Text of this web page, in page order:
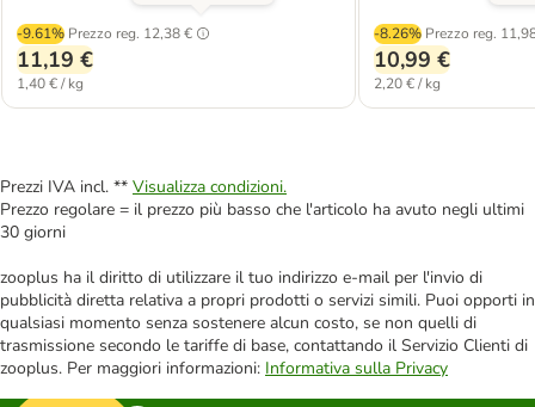
-9.61% Prezzo reg. 12,38 €
11,19 €
1,40 € / kg
-8.26% Prezzo reg.
10,99 €
2,20 € / kg
Prezzi IVA incl. ** Visualizza condizioni.
Prezzo regolare = il prezzo più basso che l'articolo ha avuto negli ultimi
30 giorni
zooplus ha il diritto di utilizzare il tuo indirizzo e-mail per l'invio di
pubblicità diretta relativa a propri prodotti o servizi simili. Puoi opporti in
qualsiasi momento senza sostenere alcun costo, se non quelli di
trasmissione secondo le tariffe di base, contattando il Servizio Clienti di
zooplus. Per maggiori informazioni: Informativa sulla Privacy